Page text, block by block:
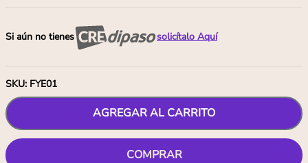
Si aún no tienes solicítalo Aquí
SKU: FYE01
AGREGAR AL CARRITO
COMPRAR